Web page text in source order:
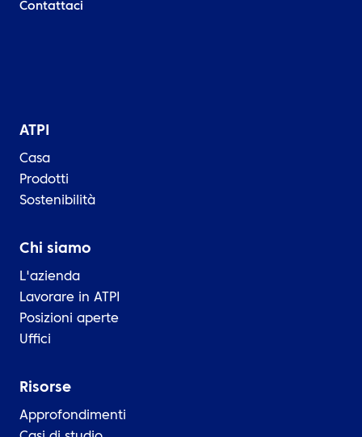
Contattaci
ATPI
Casa
Prodotti
Sostenibilità
Chi siamo
L'azienda
Lavorare in ATPI
Posizioni aperte
Uffici
Risorse
Approfondimenti